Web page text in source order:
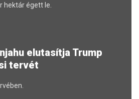
hektár égett le.
elutasítja Trump
tervét